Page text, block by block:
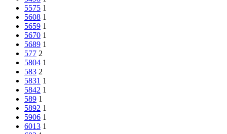
5575 1
5608 1
5659 1
5670 1
5689 1
577 2
5804 1
583 2
5831 1
5842 1
589 1
5892 1
5906 1
6013 1